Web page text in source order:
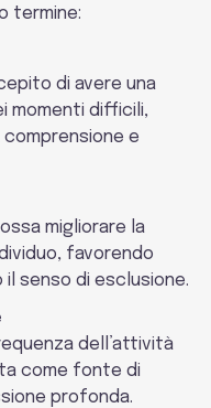
termine:
di avere una
momenti difficili,
e
migliorare la
favorendo
il senso di esclusione.
dell’attività
come fonte di
profonda.